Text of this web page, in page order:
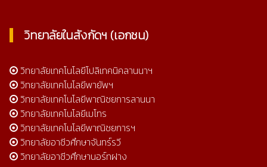
วิทยาลัยในสังกัดฯ (เอกชน)
วิทยาลัยเทคโนโลยีโปลิเทคนิคลานนาฯ
วิทยาลัยเทคโนโลยีพายัพฯ
วิทยาลัยเทคโนโลยีพาณิชยการลานนา
วิทยาลัยเทคโนโลยีเมโทร
วิทยาลัยเทคโนโลยีพาณิชยการฯ
วิทยาลัยอาชีวศึกษาจันทร์รวี
วิทยาลัยอาชีวศึกษานอร์ทฝาง